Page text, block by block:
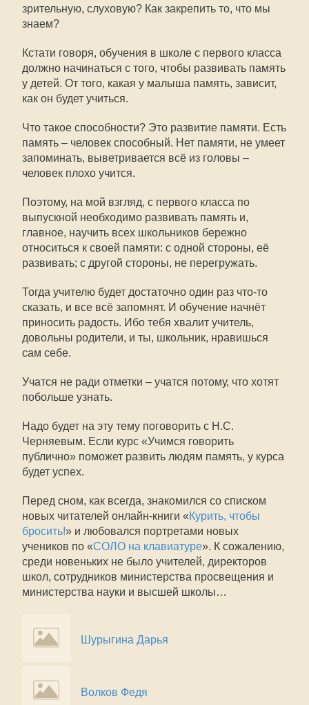
зрительную, слуховую? Как закрепить то, что мы
знаем?
Кстати говоря, обучения в школе с первого класса
должно начинаться с того, чтобы развивать память
у детей. От того, какая у малыша память, зависит,
как он будет учиться.
Что такое способности? Это развитие памяти. Есть
память – человек способный. Нет памяти, не умеет
запоминать, выветривается всё из головы –
человек плохо учится.
Поэтому, на мой взгляд, с первого класса по
выпускной необходимо развивать память и,
главное, научить всех школьников бережно
относиться к своей памяти: с одной стороны, её
развивать; с другой стороны, не перегружать.
Тогда учителю будет достаточно один раз что-то
сказать, и все всё запомнят. И обучение начнёт
приносить радость. Ибо тебя хвалит учитель,
довольны родители, и ты, школьник, нравишься
сам себе.
Учатся не ради отметки – учатся потому, что хотят
побольше узнать.
Надо будет на эту тему поговорить с Н.С.
Черняевым. Если курс «Учимся говорить
публично» поможет развить людям память, у курса
будет успех.
Перед сном, как всегда, знакомился со списком
новых читателей онлайн-книги «Курить, чтобы
бросить!» и любовался портретами новых
учеников по «СОЛО на клавиатуре». К сожалению,
среди новеньких не было учителей, директоров
школ, сотрудников министерства просвещения и
министерства науки и высшей школы…
Шурыгина Дарья
Волков Федя